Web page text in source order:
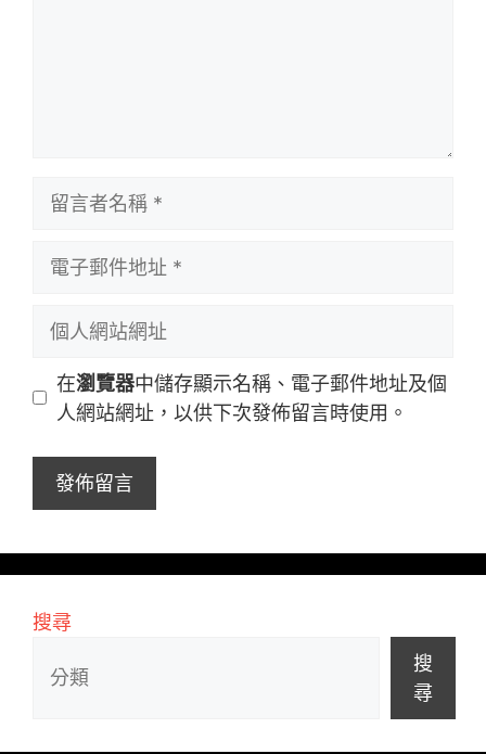
址
站
址
在瀏覽器中儲存顯示名稱、電子郵件地址及個
人網站網址，以供下次發佈留言時使用。
搜尋
搜
尋